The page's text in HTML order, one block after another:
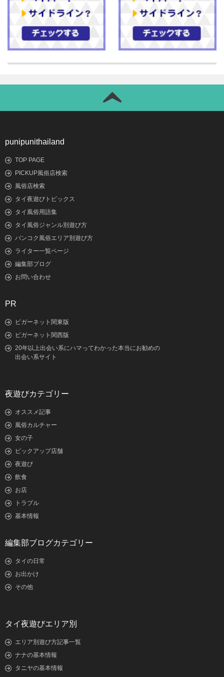
punipunithailand
TOP PAGE
PICKUP風俗店検索
風俗店検索
タイ夜遊びトピックス
タイ風俗用語集
タイ風俗ジャンル別遊び方
バンコク風俗エリア別遊び方
ライター一覧ページ
編集部ブログ
お問い合わせ
PR
ビガーネット関東版
ビガーネット関西版
20年以上出会い系にハマってわかった本当にお勧めの
出会い系サイト
夜遊びカテゴリー
オススメ記事
風俗カルチャー
女の子
ピックアップ店舗
夜遊び
飲食
お店
トラブル
基本情報
編集部ブログカテゴリー
タイの日常
お出かけ
その他
タイ夜遊びエリア別
エリア別遊び方記事一覧
ナナの基本情報
タニヤの基本情報